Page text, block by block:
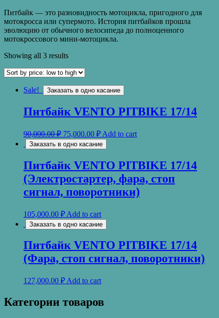
Питбайк — это разновидность мотоцикла, пригодного для
мотокросса или супермото. История питбайков прошла
эволюцию от обычного велосипеда до полноценного
мотокроссового мини-мотоцикла.
Showing all 3 results
Sale! Заказать в одно касание
Питбайк VENTO PITBIKE 17/14
90,000.00₽ 75,000.00 ₽ Add to cart
Заказать в одно касание
Питбайк VENTO PITBIKE 17/14
(Электростартер, фара, стоп
сигнал, поворотники)
105,000.00 ₽ Add to cart
Заказать в одно касание
Питбайк VENTO PITBIKE 17/14
(Фара, стоп сигнал, поворотники)
127,000.00 ₽ Add to cart
Категории товаров